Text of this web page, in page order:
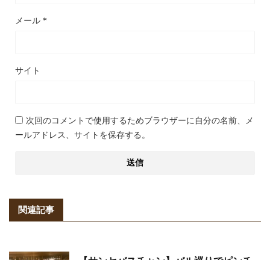
メール *
サイト
次回のコメントで使用するためブラウザーに自分の名前、メ
ールアドレス、サイトを保存する。
関連記事